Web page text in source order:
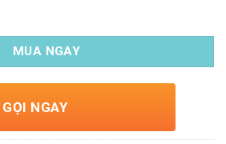
GB-3A (3 tay quay) số lượng
MUA NGAY
GỌI NGAY